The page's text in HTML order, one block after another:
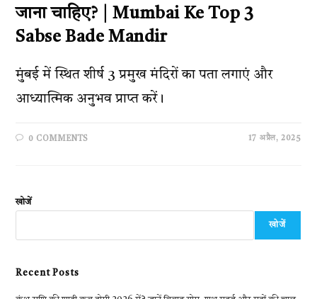
जाना चाहिए? | Mumbai Ke Top 3
Sabse Bade Mandir
मुंबई में स्थित शीर्ष 3 प्रमुख मंदिरों का पता लगाएं और
आध्यात्मिक अनुभव प्राप्त करें।
0 COMMENTS 17 अप्रैल, 2025
खोजें
खोजें
Recent Posts